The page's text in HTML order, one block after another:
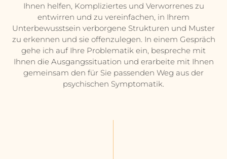
Ihnen helfen, Kompliziertes und Verworrenes zu
entwirren und zu vereinfachen, in Ihrem
Unterbewusstsein verborgene Strukturen und Muster
zu erkennen und sie offenzulegen. In einem Gespräch
gehe ich auf Ihre Problematik ein, bespreche mit
Ihnen die Ausgangssituation und erarbeite mit Ihnen
gemeinsam den für Sie passenden Weg aus der
psychischen Symptomatik.